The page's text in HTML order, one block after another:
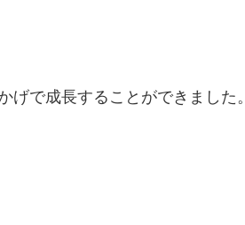
で成長することができました。